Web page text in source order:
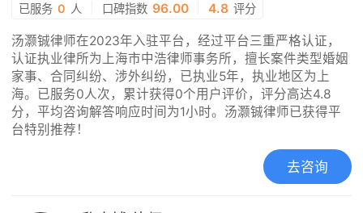
已服务 0 人 口碑指数 96.00 4.8 评分
汤灏铖律师在2023年入驻平台，经过平台三重严格认证，
认证执业律所为上海市中浩律师事务所，擅长案件类型婚姻
家事、合同纠纷、涉外纠纷，已执业5年，执业地区为上
海。已服务0人次，累计获得0个用户评价，评分高达4.8
分，平均咨询解答响应时间为1小时。汤灏铖律师已获得平
台特别推荐！
去咨询